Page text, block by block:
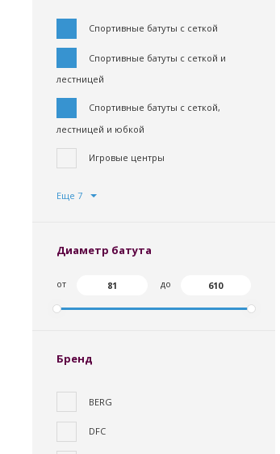
Спортивные батуты с сеткой
Спортивные батуты с сеткой и
лестницей
Спортивные батуты с сеткой,
лестницей и юбкой
Игровые центры
Еще 7
Диаметр батута
от до
Бренд
BERG
DFC